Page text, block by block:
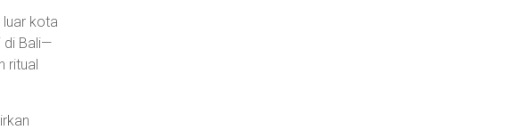
luar kota
di Bali—
ritual